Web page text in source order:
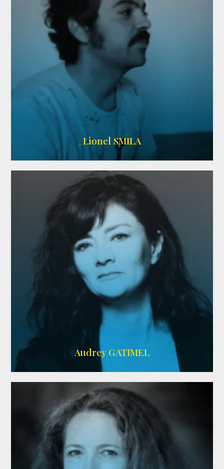
Lionel SMILA
Audrey GATIMEL